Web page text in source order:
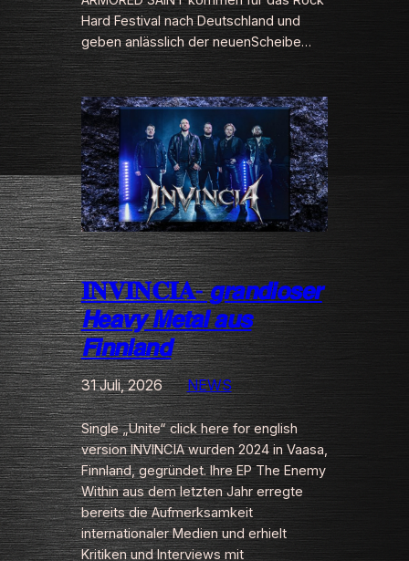
Hard Festival nach Deutschland und
geben anlässlich der neuenScheibe…
𝐈𝐍𝐕𝐈𝐍𝐂𝐈𝐀- 𝙜𝙧𝙖𝙣𝙙𝙞𝙤𝙨𝙚𝙧
𝙃𝙚𝙖𝙫𝙮 𝙈𝙚𝙩𝙖𝙡 𝙖𝙪𝙨
𝙁𝙞𝙣𝙣𝙡𝙖𝙣𝙙
31 Juli, 2026 NEWS
Single „Unite“ click here for english
version INVINCIA wurden 2024 in Vaasa,
Finnland, gegründet. Ihre EP The Enemy
Within aus dem letzten Jahr erregte
bereits die Aufmerksamkeit
internationaler Medien und erhielt
Kritiken und Interviews mit